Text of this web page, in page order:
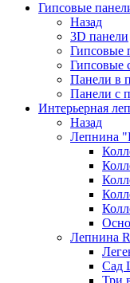
Гипсовые
Назад
3D панели
Гипсовые
Гипсовые
Панели в
Панели с
Интерьерная
Назад
Лепнина
Лепнина
Сад
Три